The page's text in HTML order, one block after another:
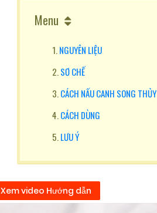
Menu
NGUYÊN LIỆU
SƠ CHẾ
CÁCH NẤU CANH SONG THỦY
CÁCH DÙNG
LƯU Ý
Xem video Hướng dẫn